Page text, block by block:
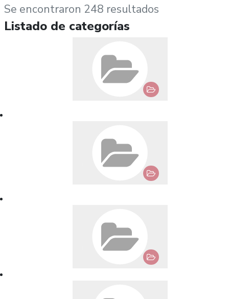
Se encontraron 248 resultados
Listado de categorías